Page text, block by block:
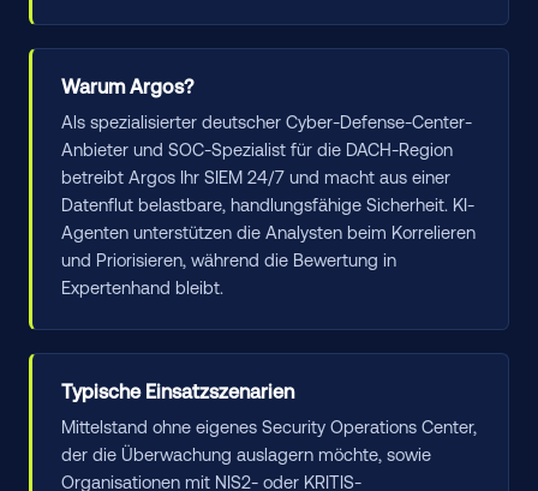
Warum Argos?
Als spezialisierter deutscher Cyber-Defense-Center-
Anbieter und SOC-Spezialist für die DACH-Region
betreibt Argos Ihr SIEM 24/7 und macht aus einer
Datenflut belastbare, handlungsfähige Sicherheit. KI-
Agenten unterstützen die Analysten beim Korrelieren
und Priorisieren, während die Bewertung in
Expertenhand bleibt.
Typische Einsatzszenarien
Mittelstand ohne eigenes Security Operations Center,
der die Überwachung auslagern möchte, sowie
Organisationen mit NIS2- oder KRITIS-